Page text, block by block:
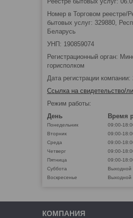
Номер в Торговом реестре/
бытовых услуг: 329880,
Беларусь
УНП: 190859074
Регистрационный орган:
горисполком
Дата регистрации компании:
Ссылка на свидетельство/
Режим работы:
День
Время
Понедельник
09:00-
Вторник
09:00-
Среда
09:00-
Четверг
09:00-
Пятница
09:00-
Суббота
Выходной
Воскресенье
Выходной
КОМПАНИЯ